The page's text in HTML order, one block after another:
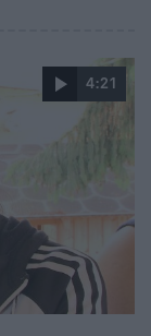
4:21